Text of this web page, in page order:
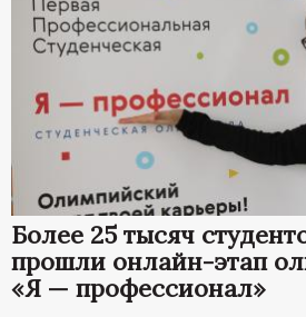
р
т
а
Более 25 тысяч
прошли онлайн-этап
«Я — профессионал»